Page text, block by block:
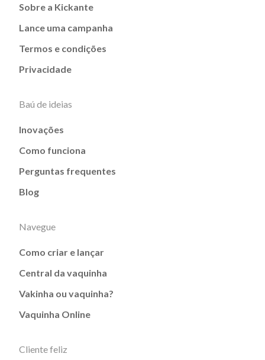
Sobre a Kickante
Lance uma campanha
Termos e condições
Privacidade
Baú de ideias
Inovações
Como funciona
Perguntas frequentes
Blog
Navegue
Como criar e lançar
Central da vaquinha
Vakinha ou vaquinha?
Vaquinha Online
Cliente feliz